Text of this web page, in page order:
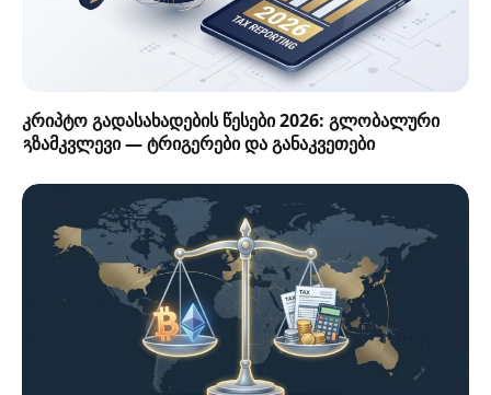
კრიპტო გადასახადების წესები 2026: გლობალური
გზამკვლევი — ტრიგერები და განაკვეთები